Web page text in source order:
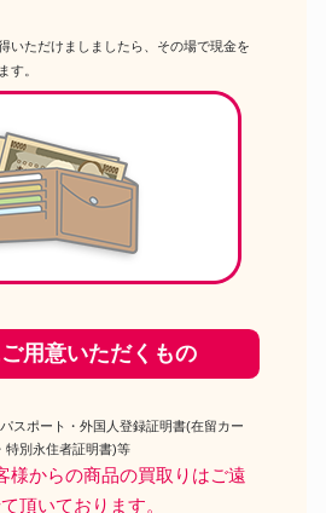
いただけましましたら、その場で現金を
す。
用意いただくもの
スポート・外国人登録証明書(在留カー
特別永住者証明書)等
様からの商品の買取りはご遠
頂いております。